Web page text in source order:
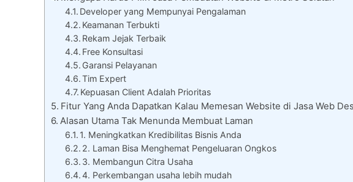
Developer yang Mempunyai Pengalaman
Keamanan Terbukti
Rekam Jejak Terbaik
Free Konsultasi
Garansi Pelayanan
Tim Expert
Kepuasan Client Adalah Prioritas
Fitur Yang Anda Dapatkan Kalau Memesan Website di Jasa Web
Alasan Utama Tak Menunda Membuat Laman
1. Meningkatkan Kredibilitas Bisnis Anda
2. Laman Bisa Menghemat Pengeluaran Ongkos
3. Membangun Citra Usaha
4. Perkembangan usaha lebih mudah